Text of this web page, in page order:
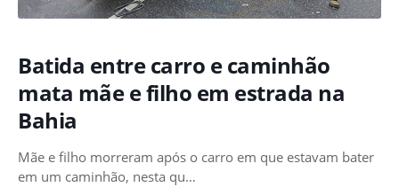
Batida entre carro e caminhão
mata mãe e filho em estrada na
Bahia
Mãe e filho morreram após o carro em que estavam bater
em um caminhão, nesta qu…